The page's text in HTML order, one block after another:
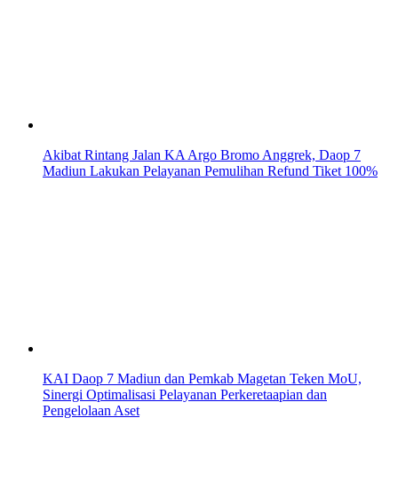
Akibat Rintang Jalan KA Argo Bromo Anggrek, Daop 7
Madiun Lakukan Pelayanan Pemulihan Refund Tiket 100%
KAI Daop 7 Madiun dan Pemkab Magetan Teken MoU,
Sinergi Optimalisasi Pelayanan Perkeretaapian dan
Pengelolaan Aset